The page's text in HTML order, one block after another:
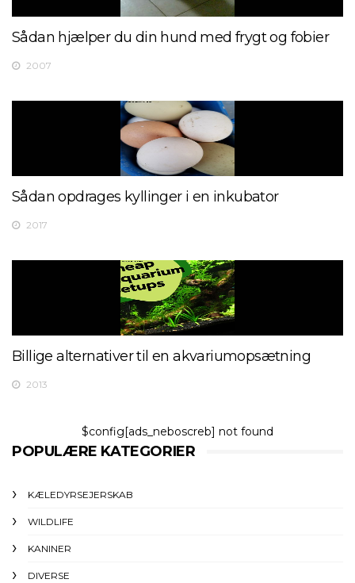
Sådan hjælper du din hund med frygt og fobier
2007
Sådan opdrages kyllinger i en inkubator
2017
Billige alternativer til en akvariumopsætning
2013
$config[ads_neboscreb] not found
POPULÆRE KATEGORIER
KÆLEDYRSEJERSKAB
WILDLIFE
KANINER
DIVERSE